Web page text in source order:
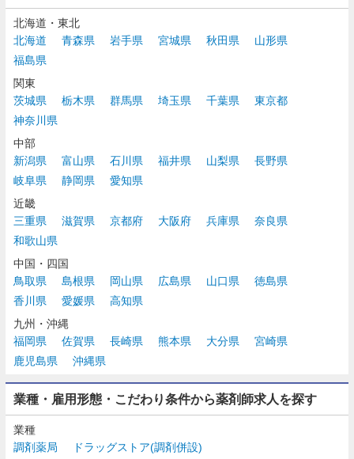
北海道・東北
北海道
青森県 岩手県 宮城県 秋田県
山形県
福島県
関東
茨城県
栃木県 群馬県 埼玉県 千葉県
東京都
神奈川県
中部
新潟県
富山県 石川県 福井県 山梨県
長野県
岐阜県
静岡県
愛知県
近畿
三重県
滋賀県 京都府 大阪府 兵庫県
奈良県
和歌山県
中国・四国
鳥取県
島根県 岡山県 広島県 山口県
徳島県
香川県
愛媛県
高知県
九州・沖縄
福岡県
佐賀県 長崎県 熊本県 大分県
宮崎県
鹿児島県
沖縄県
業種・雇用形態・こだわり条件から薬剤師求人を探す
業種
調剤薬局
ドラッグストア(調剤併設)